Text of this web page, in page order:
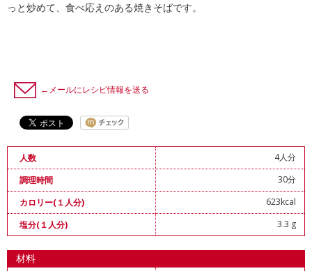
っと炒めて、食べ応えのある焼きそばです。
←メールにレシピ情報を送る
人数
4人分
調理時間
30分
カロリー(１人分)
623kcal
塩分(１人分)
3.3 g
材料